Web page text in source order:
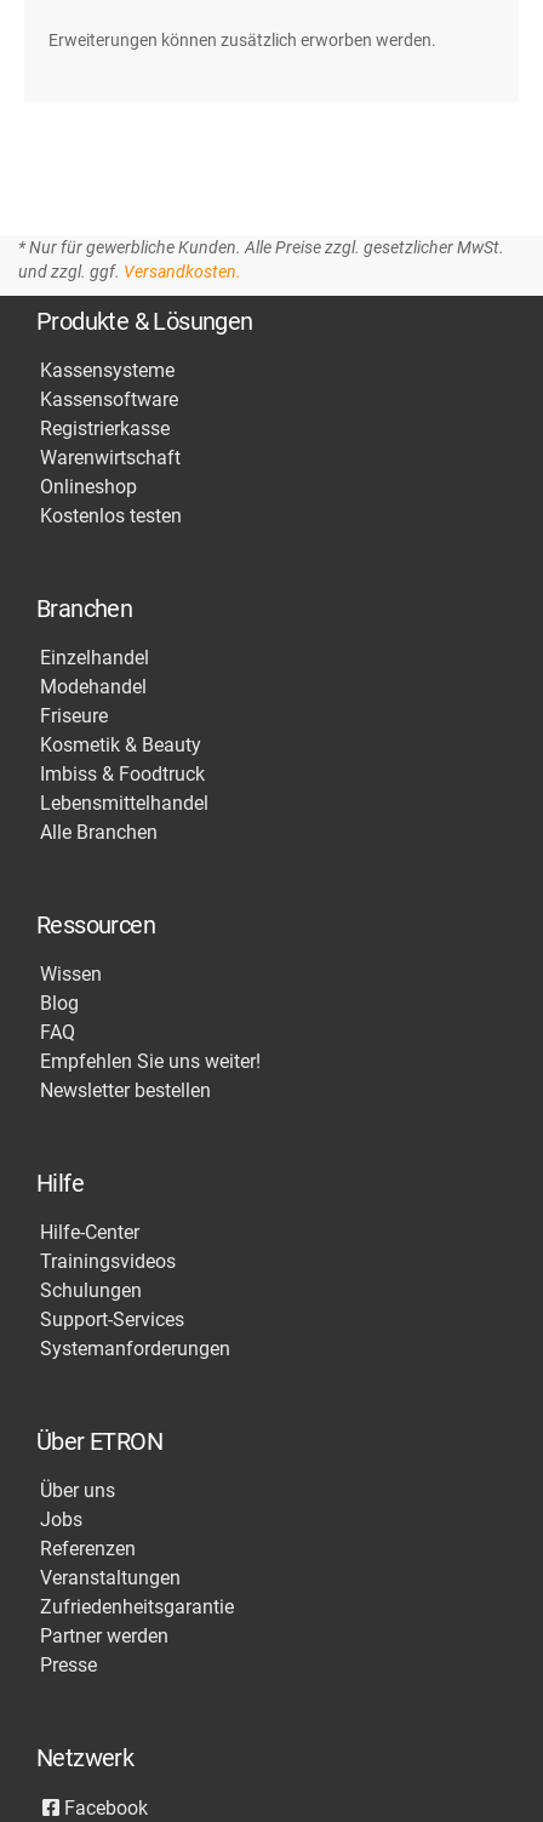
Erweiterungen können zusätzlich erworben werden.
* Nur für gewerbliche Kunden. Alle Preise zzgl. gesetzlicher MwSt.
und zzgl. ggf. Versandkosten.
Produkte & Lösungen
Kassensysteme
Kassensoftware
Registrierkasse
Warenwirtschaft
Onlineshop
Kostenlos testen
Branchen
Einzelhandel
Modehandel
Friseure
Kosmetik & Beauty
Imbiss & Foodtruck
Lebensmittelhandel
Alle Branchen
Ressourcen
Wissen
Blog
FAQ
Empfehlen Sie uns weiter!
Newsletter bestellen
Hilfe
Hilfe-Center
Trainingsvideos
Schulungen
Support-Services
Systemanforderungen
Über ETRON
Über uns
Jobs
Referenzen
Veranstaltungen
Zufriedenheitsgarantie
Partner werden
Presse
Netzwerk
Facebook